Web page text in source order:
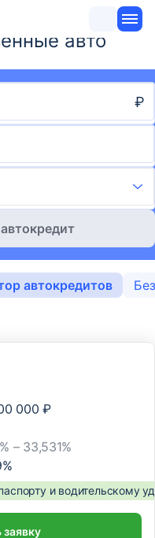
авто
₽
автокредитов
000 ₽
– 33,531%
%
и водительскому